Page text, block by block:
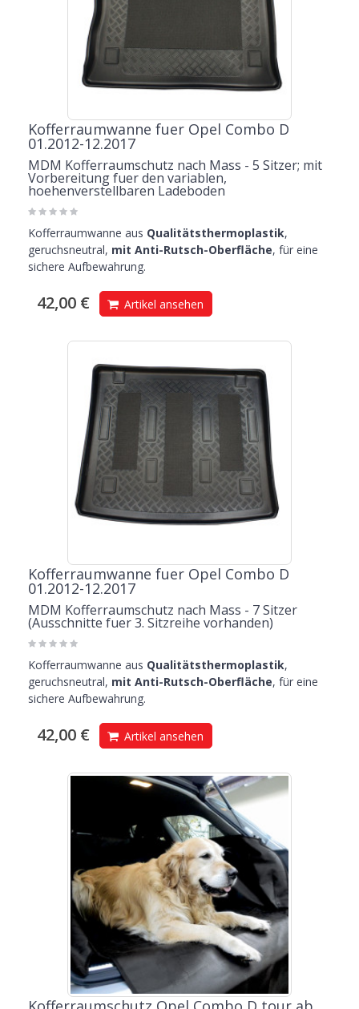
Kofferraumwanne fuer Opel Combo D
01.2012-12.2017
MDM Kofferraumschutz nach Mass - 5 Sitzer; mit
Vorbereitung fuer den variablen,
hoehenverstellbaren Ladeboden
Kofferraumwanne aus Qualitätsthermoplastik,
geruchsneutral, mit Anti-Rutsch-Oberfläche, für eine
sichere Aufbewahrung.
42,00 € Artikel ansehen
Kofferraumwanne fuer Opel Combo D
01.2012-12.2017
MDM Kofferraumschutz nach Mass - 7 Sitzer
(Ausschnitte fuer 3. Sitzreihe vorhanden)
Kofferraumwanne aus Qualitätsthermoplastik,
geruchsneutral, mit Anti-Rutsch-Oberfläche, für eine
sichere Aufbewahrung.
42,00 € Artikel ansehen